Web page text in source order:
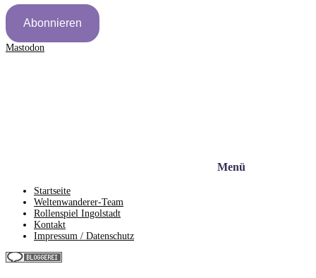
Abonnieren
Mastodon
Menü
Startseite
Weltenwanderer-Team
Rollenspiel Ingolstadt
Kontakt
Impressum / Datenschutz